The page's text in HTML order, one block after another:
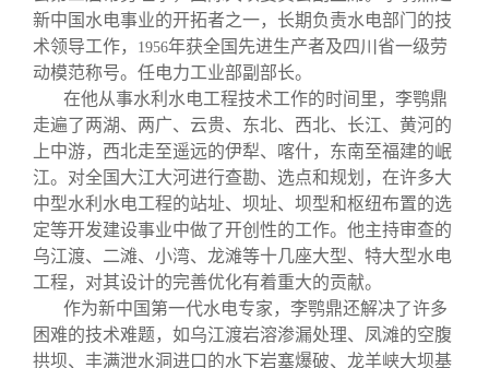
新中国水电事业的开拓者之一，长期负责水电部门的技
术领导工作，
1956年获全国先进生产者及四川省一级劳
动模范称号。任电力工业部副部长。
在他从事水利水电工程技术工作的时间里，李鹗鼎
走遍了两湖、两广、云贵、东北、西北、长江、黄河的
上中游，西北走至遥远的伊犁、喀什，东南至福建的岷
江。对全国大江大河进行查勘、选点和规划，在许多大
中型水利水电工程的站址、坝址、坝型和枢纽布置的选
定等开发建设事业中做了开创性的工作。他主持审查的
乌江渡、二滩、小湾、龙滩等十几座大型、特大型水电
工程，对其设计的完善优化有着重大的贡献。
作为新中国第一代水电专家，李鹗鼎还解决了许多
困难的技术难题，如乌江渡岩溶渗漏处理、凤滩的空腹
拱坝、丰满泄水洞进口的水下岩塞爆破、龙羊峡大坝基